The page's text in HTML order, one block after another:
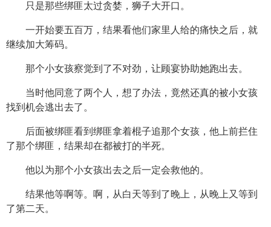
只是那些绑匪太过贪婪，狮子大开口。
一开始要五百万，结果看他们家里人给的痛快之后，就
继续加大筹码。
那个小女孩察觉到了不对劲，让顾宴协助她跑出去。
当时他同意了两个人，想了办法，竟然还真的被小女孩
找到机会逃出去了。
后面被绑匪看到绑匪拿着棍子追那个女孩，他上前拦住
了那个绑匪，结果却在都被打的半死。
他以为那个小女孩出去之后一定会救他的。
结果他等啊等。啊，从白天等到了晚上，从晚上又等到
了第二天。